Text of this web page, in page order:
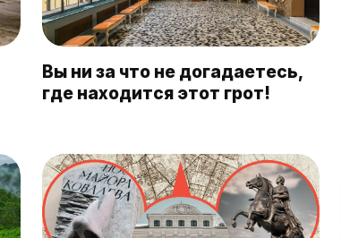
Вы ни за что не догадаетесь,
где находится этот грот!